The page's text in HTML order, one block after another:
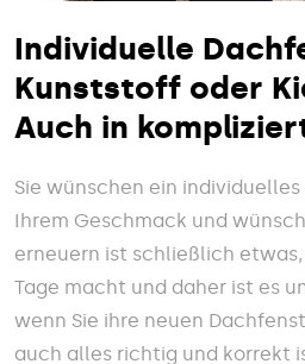
Individuelle
Kunststoff oder
Auch in
Sie wünschen ein
Ihrem Geschmack und
erneuern ist schließlich
Tage macht und daher ist es
wenn Sie ihre neuen
auch alles richtig und korrekt